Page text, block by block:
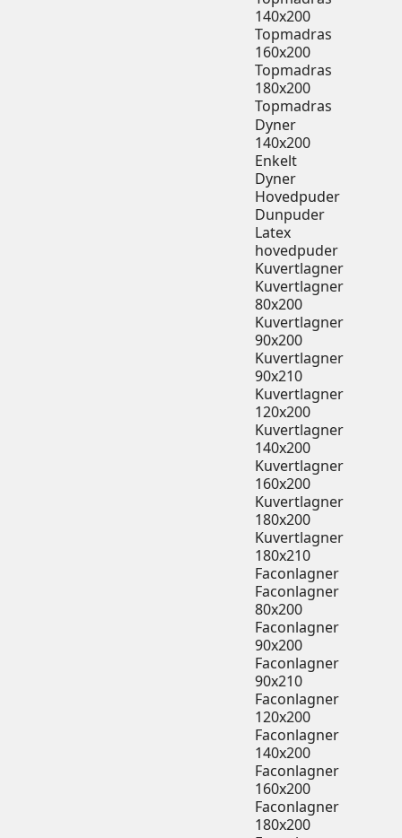
140x200
Topmadras
160x200
Topmadras
180x200
Topmadras
Dyner
140x200
Enkelt
Dyner
Hovedpuder
Dunpuder
Latex
hovedpuder
Kuvertlagner
Kuvertlagner
80x200
Kuvertlagner
90x200
Kuvertlagner
90x210
Kuvertlagner
120x200
Kuvertlagner
140x200
Kuvertlagner
160x200
Kuvertlagner
180x200
Kuvertlagner
180x210
Faconlagner
Faconlagner
80x200
Faconlagner
90x200
Faconlagner
90x210
Faconlagner
120x200
Faconlagner
140x200
Faconlagner
160x200
Faconlagner
180x200